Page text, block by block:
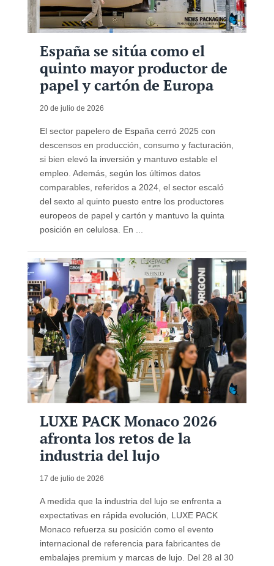
España se sitúa como el
quinto mayor productor de
papel y cartón de Europa
20 de julio de 2026
El sector papelero de España cerró 2025 con
descensos en producción, consumo y facturación,
si bien elevó la inversión y mantuvo estable el
empleo. Además, según los últimos datos
comparables, referidos a 2024, el sector escaló
del sexto al quinto puesto entre los productores
europeos de papel y cartón y mantuvo la quinta
posición en celulosa. En ...
LUXE PACK Monaco 2026
afronta los retos de la
industria del lujo
17 de julio de 2026
A medida que la industria del lujo se enfrenta a
expectativas en rápida evolución, LUXE PACK
Monaco refuerza su posición como el evento
internacional de referencia para fabricantes de
embalajes premium y marcas de lujo. Del 28 al 30